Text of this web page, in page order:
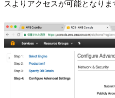
スよりアクセスが可能となりま